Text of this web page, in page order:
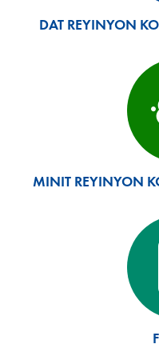
DAT REYINYON
MINIT REYINYON